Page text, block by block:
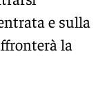
e sulla
la